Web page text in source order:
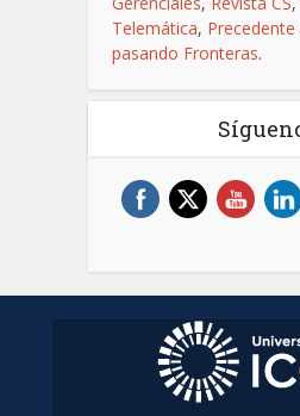
Telemática, Precedente
pasando Fronteras.